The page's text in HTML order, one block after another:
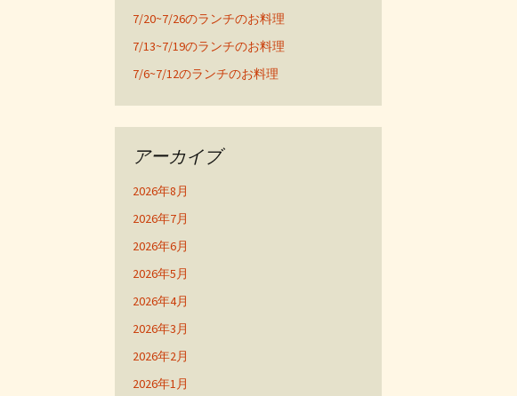
7/20~7/26のランチのお料理
7/13~7/19のランチのお料理
7/6~7/12のランチのお料理
アーカイブ
2026年8月
2026年7月
2026年6月
2026年5月
2026年4月
2026年3月
2026年2月
2026年1月